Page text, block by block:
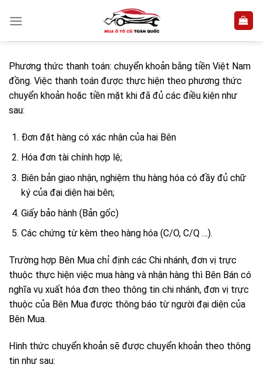
Phương thức thanh toán: chuyển khoản bằng tiền Việt Nam
đồng. Việc thanh toán được thực hiện theo phương thức
chuyển khoản hoặc tiền mặt khi đã đủ các điều kiện như
sau:
Đơn đặt hàng có xác nhận của hai Bên
Hóa đơn tài chính hợp lệ;
Biên bản giao nhận, nghiệm thu hàng hóa có đầy đủ chữ
ký của đại diện hai bên;
Giấy bảo hành (Bản gốc)
Các chứng từ kèm theo hàng hóa (C/O, C/Q …).
Trường hợp Bên Mua chỉ định các Chi nhánh, đơn vị trực
thuộc thực hiện việc mua hàng và nhận hàng thì Bên Bán có
nghĩa vụ xuất hóa đơn theo thông tin chi nhánh, đơn vị trực
thuộc của Bên Mua được thông báo từ người đại diện của
Bên Mua.
Hình thức chuyển khoản sẽ được chuyển khoản theo thông
tin như sau: